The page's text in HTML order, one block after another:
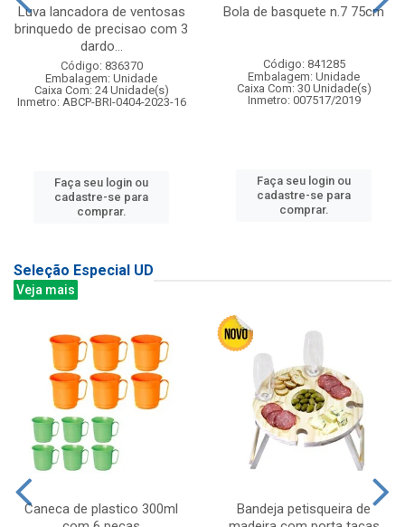
Luva lancadora de ventosas
brinquedo de precisao com 3
dardo...
Código: 836370
Embalagem: Unidade
Caixa Com: 24 Unidade(s)
Inmetro: ABCP-BRI-0404-2023-16
Faça seu login ou
cadastre-se para
comprar.
Bola de basquete n.7 75cm
Código: 841285
Embalagem: Unidade
Caixa Com: 30 Unidade(s)
Inmetro: 007517/2019
Faça seu login ou
cadastre-se para
comprar.
Seleção Especial UD
Veja mais
Caneca de plastico 300ml
Bandeja petisqueira de